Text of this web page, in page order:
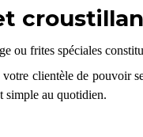
ou frites spéciales
votre clientèle de pouvoir
simple au quotidien.